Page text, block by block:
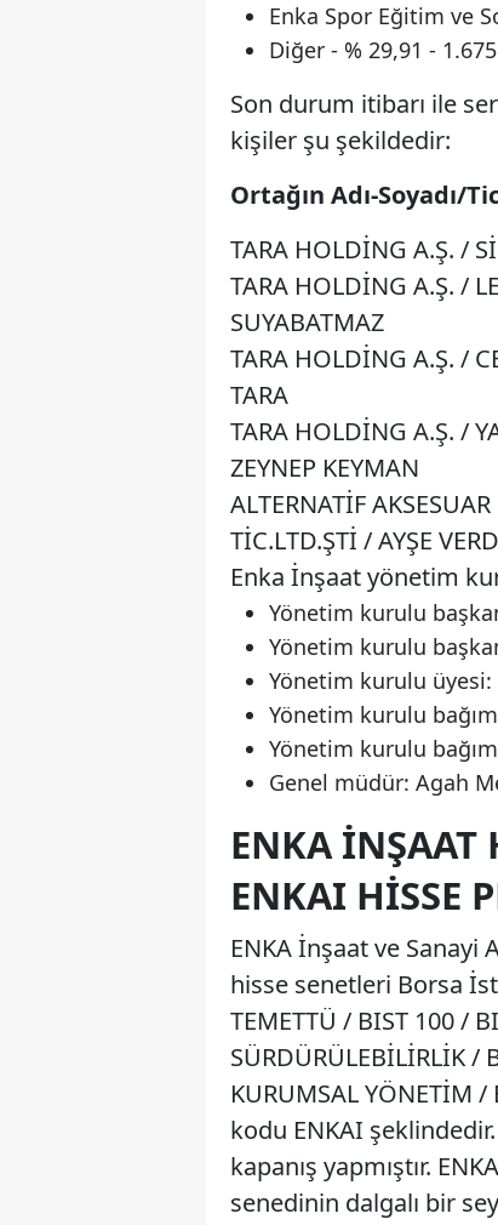
Enka Spor Eğitim ve
Diğer - % 29,91 -
Son durum itibarı ile
kişiler şu şekildedir:
Ortağın Adı-Soyadı/
TARA HOLDİNG A.Ş. /
TARA HOLDİNG A.Ş. /
SUYABATMAZ
TARA HOLDİNG A.Ş. /
TARA
TARA HOLDİNG A.Ş. /
ZEYNEP KEYMAN
ALTERNATİF AKSESUAR
TİC.LTD.ŞTİ / AYŞE
Enka İnşaat yönetim
Yönetim kurulu
Yönetim kurulu
Yönetim kurulu
Yönetim kurulu
Yönetim kurulu
Genel müdür: Agah
ENKA İNŞAAT
ENKAI HISSE
ENKA İnşaat ve Sanayi
hisse senetleri Borsa
TEMETTÜ / BIST 100 /
SÜRDÜRÜLEBİLİRLİK /
KURUMSAL YÖNETİM
kodu ENKAI
kapanış yapmıştır.
senedinin dalgalı bir